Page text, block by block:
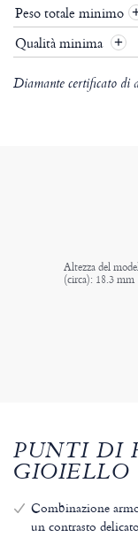
Peso totale minimo
Qualità minima +
Diamante certificato di
Altezza del
(circa): 18.3 mm
PUNTI DI
GIOIELLO
Combinazione
un contrasto delicato